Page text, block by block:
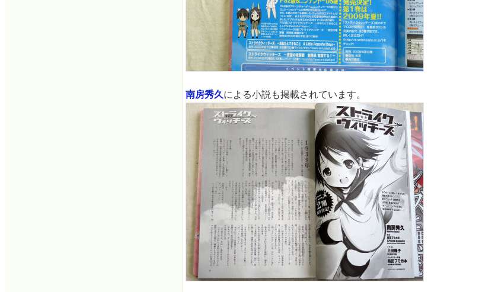
南房秀久による小説も掲載されています。